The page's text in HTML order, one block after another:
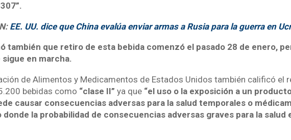
EE. UU. dice que China evalúa enviar armas a Rusia para la guerra en
también que retiro de esta bebida comenzó el pasado 28 de enero,
en marcha.
de Alimentos y Medicamentos de Estados Unidos también calificó el
bebidas como “clase II” ya que“el uso o la exposición a un
causar consecuencias adversas para la salud temporales o
donde la probabilidad de consecuencias adversas graves para la salud